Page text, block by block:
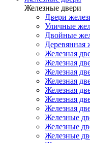
Железные двери
Двери
Уличные
Двойные
Деревянная
Железная
Железная
Железная
Железная
Железная
Железная
Железная
Железные
Железные
Железные